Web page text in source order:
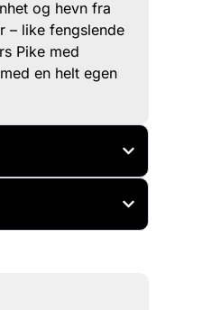
og hevn fra
– like fengslende
Pike med
en helt egen